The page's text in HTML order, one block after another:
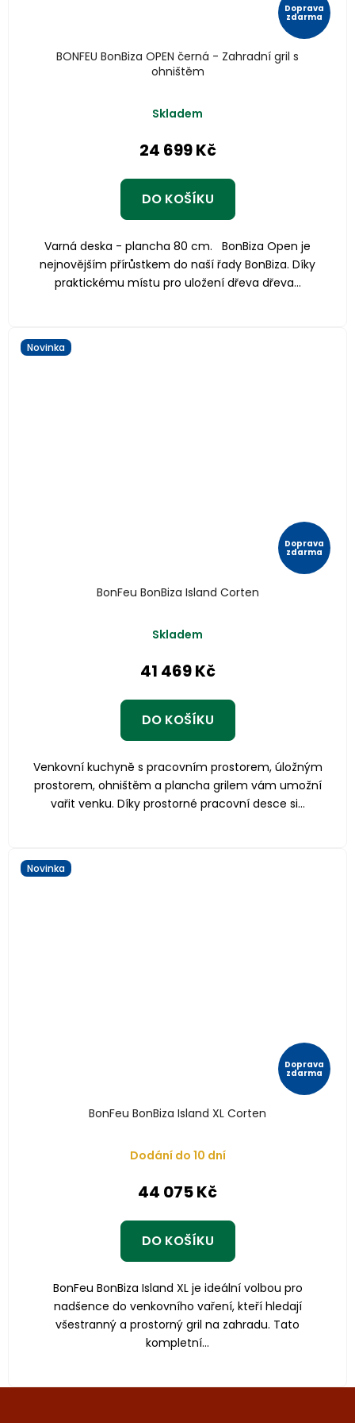
Doprava
zdarma
BONFEU BonBiza OPEN černá - Zahradní gril s
ohništěm
Skladem
24 699 Kč
DO KOŠÍKU
Varná deska - plancha 80 cm. BonBiza Open je
nejnovějším přírůstkem do naší řady BonBiza. Díky
praktickému místu pro uložení dřeva dřeva...
Novinka
Doprava
zdarma
BonFeu BonBiza Island Corten
Skladem
41 469 Kč
DO KOŠÍKU
Venkovní kuchyně s pracovním prostorem, úložným
prostorem, ohništěm a plancha grilem vám umožní
vařit venku. Díky prostorné pracovní desce si...
Novinka
Doprava
zdarma
BonFeu BonBiza Island XL Corten
Dodání do 10 dní
44 075 Kč
DO KOŠÍKU
BonFeu BonBiza Island XL je ideální volbou pro
nadšence do venkovního vaření, kteří hledají
všestranný a prostorný gril na zahradu. Tato
kompletní...